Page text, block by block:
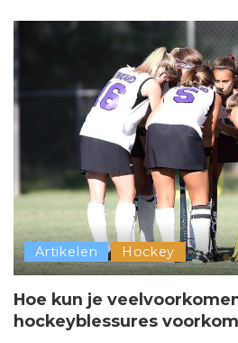
Artikelen Hockey
Hoe kun je
hockeyblessures